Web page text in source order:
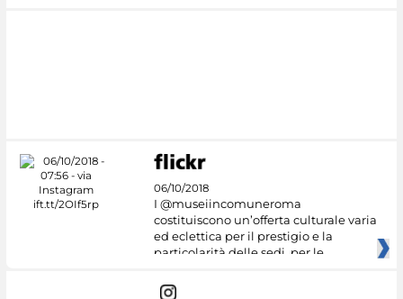
06/10/2018
I @museiincomuneroma
costituiscono un’offerta culturale varia
ed eclettica per il prestigio e la
particolarità delle sedi, per le